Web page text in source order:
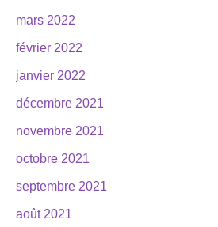
mars 2022
février 2022
janvier 2022
décembre 2021
novembre 2021
octobre 2021
septembre 2021
août 2021